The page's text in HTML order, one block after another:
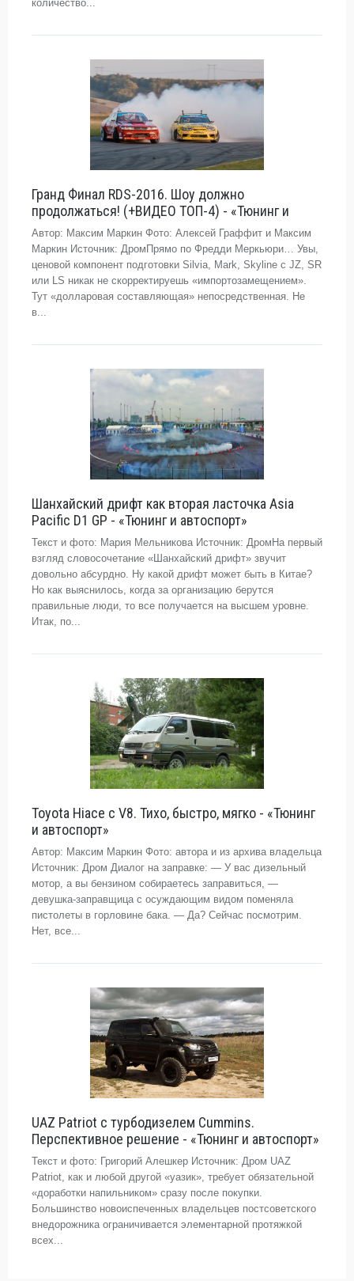
количество...
Гранд Финал RDS-2016. Шоу должно
продолжаться! (+ВИДЕО ТОП-4) - «Тюнинг и
Автор: Максим Маркин Фото: Алексей Граффит и Максим
Маркин Источник: ДромПрямо по Фредди Меркьюри… Увы,
ценовой компонент подготовки Silvia, Mark, Skyline с JZ, SR
или LS никак не скорректируешь «импортозамещением».
Тут «долларовая составляющая» непосредственная. Не
в...
Шанхайский дрифт как вторая ласточка Asia
Pacific D1 GP - «Тюнинг и автоспорт»
Текст и фото: Мария Мельникова Источник: ДромНа первый
взгляд словосочетание «Шанхайский дрифт» звучит
довольно абсурдно. Ну какой дрифт может быть в Китае?
Но как выяснилось, когда за организацию берутся
правильные люди, то все получается на высшем уровне.
Итак, по...
Toyota Hiace с V8. Тихо, быстро, мягко - «Тюнинг
и автоспорт»
Автор: Максим Маркин Фото: автора и из архива владельца
Источник: Дром Диалог на заправке: — У вас дизельный
мотор, а вы бензином собираетесь заправиться, —
девушка-заправщица с осуждающим видом поменяла
пистолеты в горловине бака. — Да? Сейчас посмотрим.
Нет, все...
UAZ Patriot с турбодизелем Cummins.
Перспективное решение - «Тюнинг и автоспорт»
Текст и фото: Григорий Алешкер Источник: Дром UAZ
Patriot, как и любой другой «уазик», требует обязательной
«доработки напильником» сразу после покупки.
Большинство новоиспеченных владельцев постсоветского
внедорожника ограничивается элементарной протяжкой
всех...